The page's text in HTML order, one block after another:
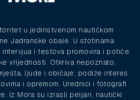
u jedinstvenom nautičkom
Jadranske obale. U stotinama
intervjua i testova promovira i potiče
vrijednosti. Otkriva nepoznato,
ljude i običaje, podiže interes
i opremom. Urednici i fotografi
Iz Mora su izrasli peljari, nautički